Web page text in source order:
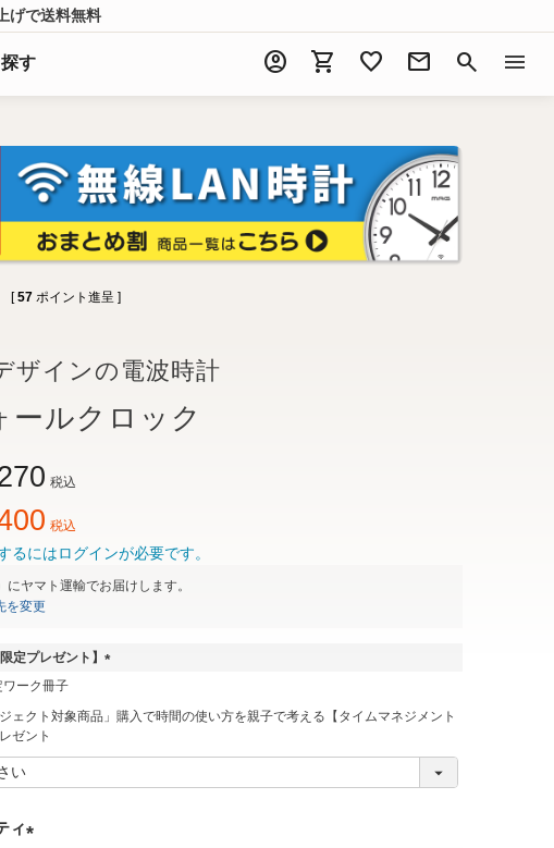
げで送料無料
す account_circle shopping_cart favorite mail search menu
[ 57 ポイント進呈 ]
ザインの電波時計
ールクロック
税込
税込
るにはログインが必要です。
にヤマト運輸でお届けします。
を変更
定プレゼント】
須
ェクト対象商品」購入で時間の使い方を親子で考える【タイムマネジメント
ゼント
ィ